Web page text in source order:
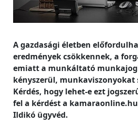
A gazdasági életben
eredmények csökkennek, a
emiatt a munkáltató
kényszerül, munkaviszonyokat
Kérdés, hogy lehet-e ezt
fel a kérdést a
Ildikó ügyvéd.